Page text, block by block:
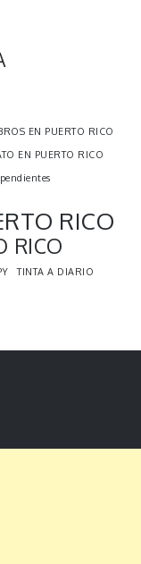
EN PUERTO RICO
EN PUERTO RICO
RICO
RICO
TINTA A DIARIO